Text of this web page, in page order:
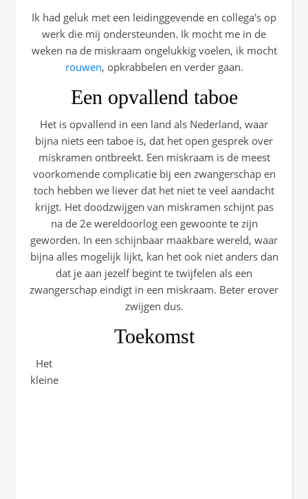
Ik had geluk met een leidinggevende en collega's op
werk die mij ondersteunden. Ik mocht me in de
weken na de miskraam ongelukkig voelen, ik mocht
rouwen, opkrabbelen en verder gaan.
Een opvallend taboe
Het is opvallend in een land als Nederland, waar
bijna niets een taboe is, dat het open gesprek over
miskramen ontbreekt. Een miskraam is de meest
voorkomende complicatie bij een zwangerschap en
toch hebben we liever dat het niet te veel aandacht
krijgt. Het doodzwijgen van miskramen schijnt pas
na de 2e wereldoorlog een gewoonte te zijn
geworden. In een schijnbaar maakbare wereld, waar
bijna alles mogelijk lijkt, kan het ook niet anders dan
dat je aan jezelf begint te twijfelen als een
zwangerschap eindigt in een miskraam. Beter erover
zwijgen dus.
Toekomst
Het
kleine